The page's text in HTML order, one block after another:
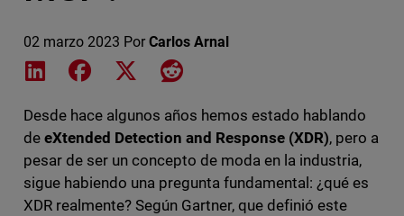
02 marzo 2023 Por Carlos Arnal
Share on LinkedIn
Share on Facebook
Share on XShare on Reddit
Desde hace algunos años hemos estado hablando
de eXtended Detection and Response (XDR), pero a
pesar de ser un concepto de moda en la industria,
sigue habiendo una pregunta fundamental: ¿qué es
XDR realmente? Según Gartner, que definió este